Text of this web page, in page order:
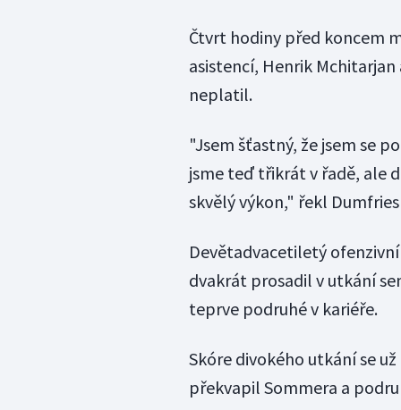
Čtvrt hodiny před koncem
asistencí, Henrik
neplatil.
"Jsem šťastný, že jsem se
jsme teď třikrát v řadě, ale
skvělý výkon," řekl
Devětadvacetiletý
dvakrát prosadil v utkání
teprve podruhé v kariéře.
Skóre divokého utkání se
překvapil Sommera a